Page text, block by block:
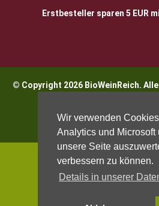
Wir verwenden
Analytics und Microsoft
unsere Seite
verbessern zu können.
Details in unserer
Erstbesteller sparen 5 EUR
© Copyright 2026 BioWeinReich.